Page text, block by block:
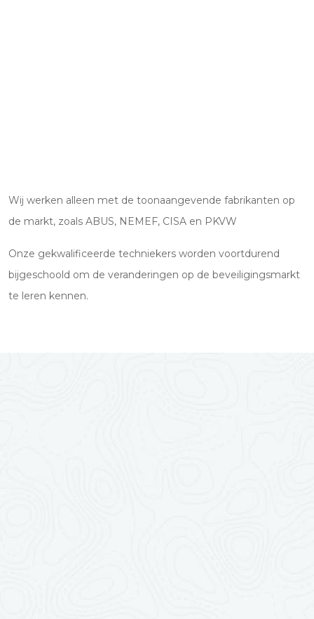
Wij werken alleen met de toonaangevende fabrikanten op
de markt, zoals ABUS, NEMEF, CISA en PKVW
Onze gekwalificeerde techniekers worden voortdurend
bijgeschoold om de veranderingen op de beveiligingsmarkt
te leren kennen.